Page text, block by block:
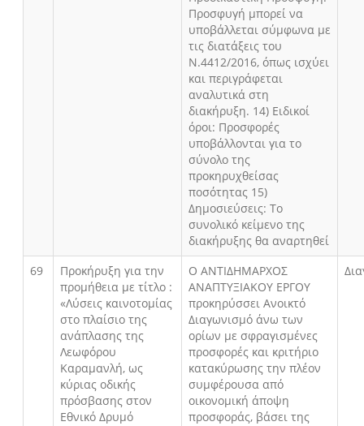
Προσφυγή μπορεί να
υποβάλλεται σύμφωνα με
τις διατάξεις του
Ν.4412/2016, όπως ισχύει
και περιγράφεται
αναλυτικά στη
διακήρυξη. 14) Ειδικοί
όροι: Προσφορές
υποβάλλονται για το
σύνολο της
προκηρυχθείσας
ποσότητας 15)
Δημοσιεύσεις: Το
συνολικό κείμενο της
διακήρυξης θα αναρτηθεί
69
Προκήρυξη για την
προμήθεια με τίτλο :
«Λύσεις καινοτομίας
στο πλαίσιο της
ανάπλασης της
Λεωφόρου
Καραμανλή, ως
κύριας οδικής
πρόσβασης στον
Εθνικό Δρυμό
Ο ΑΝΤΙΔΗΜΑΡΧΟΣ
ΑΝΑΠΤΥΞΙΑΚΟΥ ΕΡΓΟΥ
προκηρύσσει Ανοικτό
Διαγωνισμό άνω των
ορίων με σφραγισμένες
προσφορές και κριτήριο
κατακύρωσης την πλέον
συμφέρουσα από
οικονομική άποψη
προσφοράς, βάσει της